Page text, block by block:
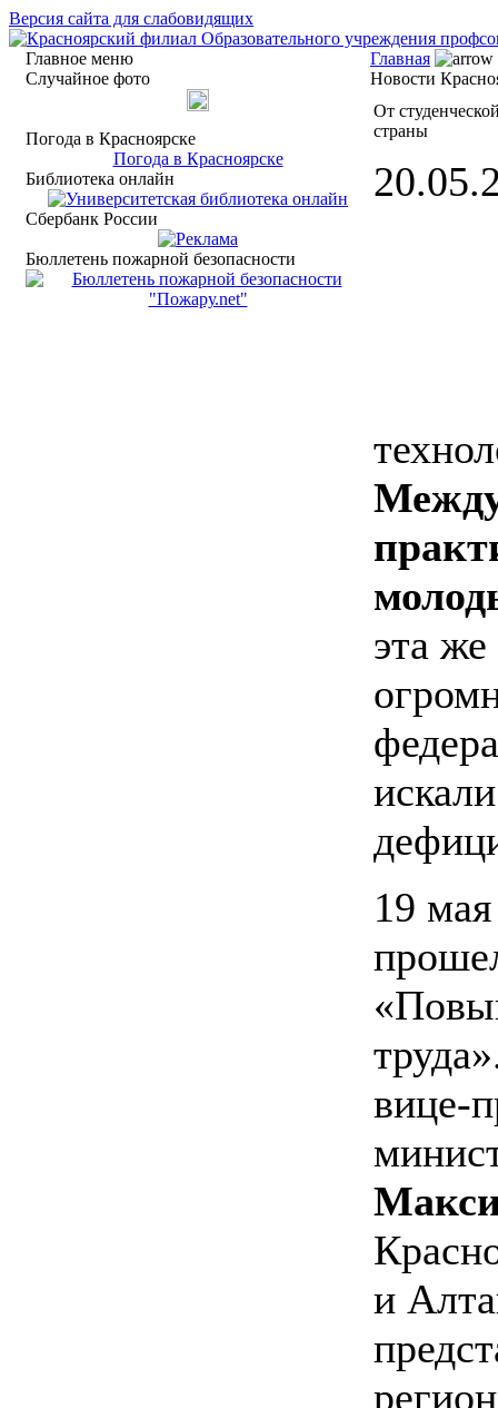
Версия сайта для слабовидящих
Главное меню
Случайное фото
Погода в Красноярске
Погода в Красноярске
Библиотека онлайн
Сбербанк России
Бюллетень пожарной безопасности
Главная
Новости
От
страны
эта же
19
вице-
и